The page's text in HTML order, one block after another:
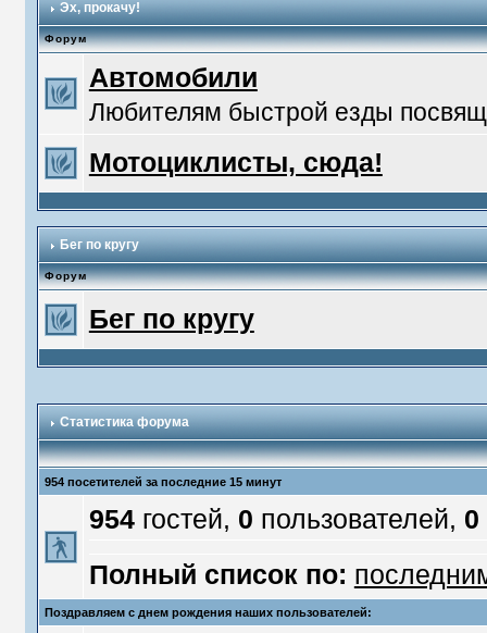
Эх, прокачу!
Форум
Автомобили
Любителям быстрой езды
Мотоциклисты, сюда!
Бег по кругу
Форум
Бег по кругу
Статистика форума
954 посетителей за последние 15 минут
954гостей, 0 пользователей, 0
Полный список по:
Поздравляем с днем рождения наших пользователей: